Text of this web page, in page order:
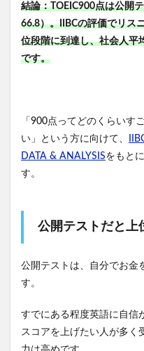
結論：TOEIC900点は公開
66.8）。IIBCの評価でリス
位段階に到達し、社会人平
です。
「900点ってどのくらいす
い」という方に向けて、
DATA & ANALYSISをもと
す。
公開テストだと上
公開テストは、自分でお金
す。
すでにある程度英語に自信
スコアを上げたい人が多く